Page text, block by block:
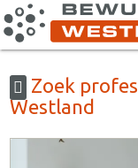
Zoek
Westland